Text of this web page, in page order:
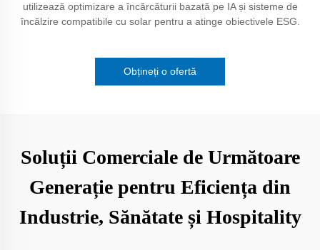
utilizează optimizare a încărcăturii bazată pe IA și sisteme de
încălzire compatibile cu solar pentru a atinge obiectivele ESG.
Obțineți o ofertă
Soluții Comerciale de Următoare
Generație pentru Eficiența din
Industrie, Sănătate și Hospitality